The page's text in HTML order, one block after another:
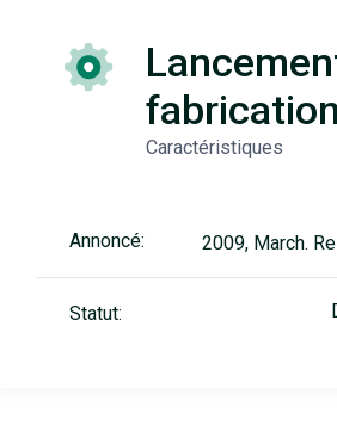
fabrication
Caractéristiques
Annoncé: 2009, March.
Statut: